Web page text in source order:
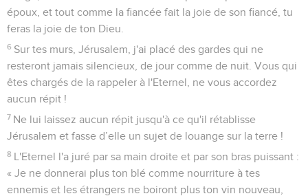
époux, et tout comme la fiancée fait la joie de son fiancé, tu
feras la joie de ton Dieu.
6 Sur tes murs, Jérusalem, j'ai placé des gardes qui ne
resteront jamais silencieux, de jour comme de nuit. Vous qui
êtes chargés de la rappeler à l'Eternel, ne vous accordez
aucun répit !
7 Ne lui laissez aucun répit jusqu'à ce qu'il rétablisse
Jérusalem et fasse d’elle un sujet de louange sur la terre !
8 L'Eternel l'a juré par sa main droite et par son bras puissant :
« Je ne donnerai plus ton blé comme nourriture à tes
ennemis et les étrangers ne boiront plus ton vin nouveau,